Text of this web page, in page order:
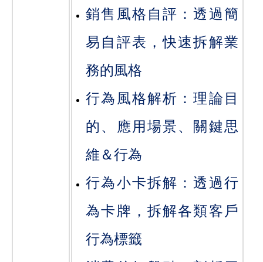
銷售風格自評：透過簡
易自評表，快速拆解業
務的風格
行為風格解析：理論目
的、應用場景、關鍵思
維＆行為
行為小卡拆解：透過行
為卡牌，拆解各類客戶
行為標籤